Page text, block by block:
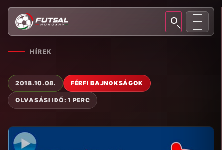
HÍREK
2018.10.08. FÉRFI BAJNOKSÁGOK
OLVASÁSI IDŐ: 1 PERC